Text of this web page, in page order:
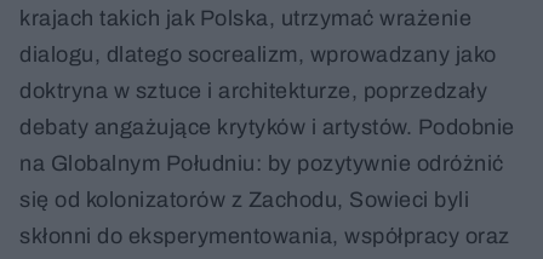
krajach takich jak Polska, utrzymać wrażenie
dialogu, dlatego socrealizm, wprowadzany jako
doktryna w sztuce i architekturze, poprzedzały
debaty angażujące krytyków i artystów. Podobnie
na Globalnym Południu: by pozytywnie odróżnić
się od kolonizatorów z Zachodu, Sowieci byli
skłonni do eksperymentowania, współpracy oraz